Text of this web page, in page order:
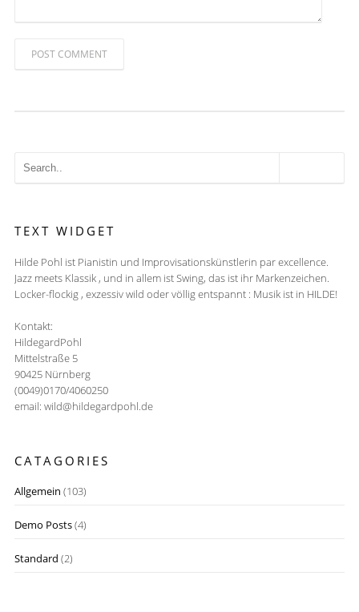
POST COMMENT
TEXT WIDGET
Hilde Pohl ist Pianistin und Improvisationskünstlerin par excellence.
Jazz meets Klassik , und in allem ist Swing, das ist ihr Markenzeichen.
Locker-flockig , exzessiv wild oder völlig entspannt : Musik ist in HILDE!
Kontakt:
HildegardPohl
Mittelstraße 5
90425 Nürnberg
(0049)0170/4060250
email: wild@hildegardpohl.de
CATAGORIES
Allgemein (103)
Demo Posts(4)
Standard (2)